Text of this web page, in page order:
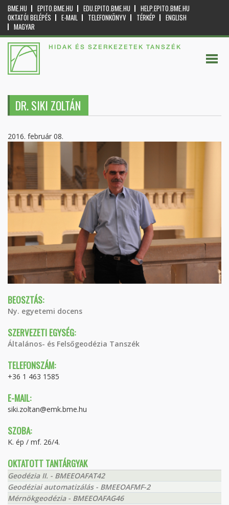
BME.HU EPITO.BME.HU EDU.EPITO.BME.HU
HELP.EPITO.BME.HU
OKTATÓI BELÉPÉS
E-MAIL TELEFONKÖNYV TÉRKÉP
ENGLISH
MAGYAR
HIDAK ÉS SZERKEZETEK TANSZÉK
DR. SIKI ZOLTÁN
2016. február 08.
BEOSZTÁS:
Ny. egyetemi docens
SZERVEZETI EGYSÉG:
Általános- és Felsőgeodézia Tanszék
TELEFONSZÁM:
+36 1 463 1585
E-MAIL:
siki.zoltan@emk.bme.hu
SZOBA:
K. ép / mf. 26/4.
OKTATOTT TANTÁRGYAK
Geodézia II. - BMEEOAFAT42
Geodéziai automatizálás - BMEEOAFMF-2
Mérnökgeodézia - BMEEOAFAG46